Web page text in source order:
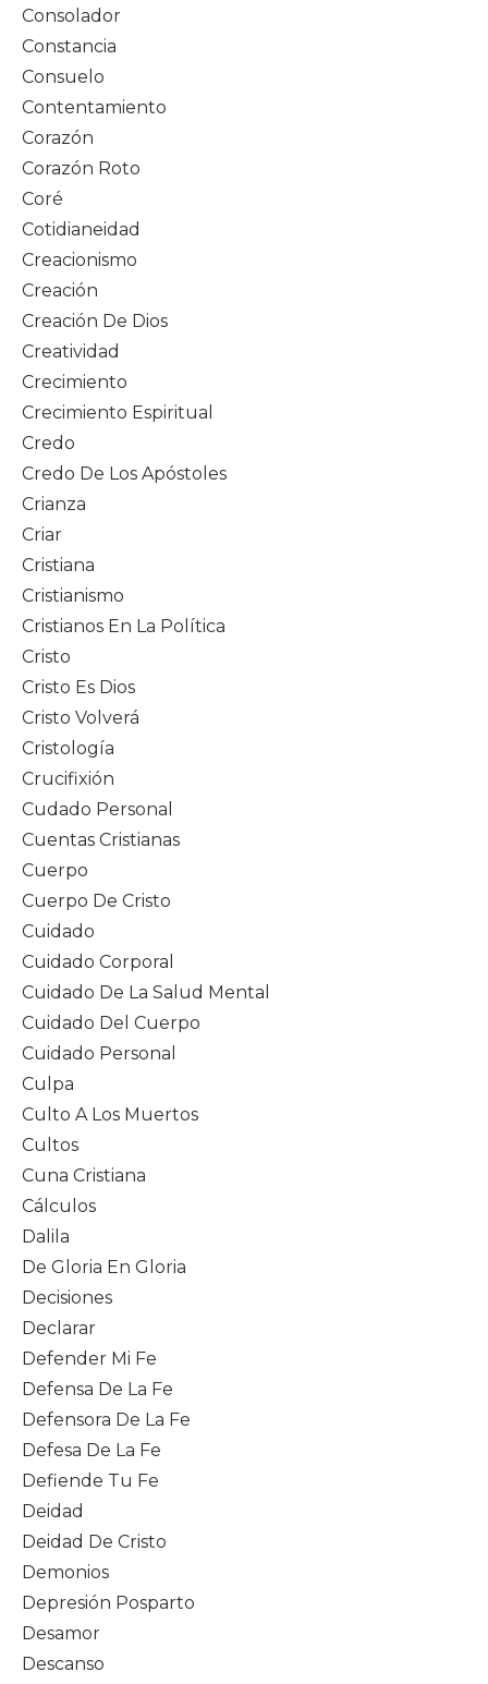
Consolador
Constancia
Consuelo
Contentamiento
Corazón
Corazón Roto
Coré
Cotidianeidad
Creacionismo
Creación
Creación De Dios
Creatividad
Crecimiento
Crecimiento Espiritual
Credo
Credo De Los Apóstoles
Crianza
Criar
Cristiana
Cristianismo
Cristianos En La Política
Cristo
Cristo Es Dios
Cristo Volverá
Cristología
Crucifixión
Cudado Personal
Cuentas Cristianas
Cuerpo
Cuerpo De Cristo
Cuidado
Cuidado Corporal
Cuidado De La Salud Mental
Cuidado Del Cuerpo
Cuidado Personal
Culpa
Culto A Los Muertos
Cultos
Cuna Cristiana
Cálculos
Dalila
De Gloria En Gloria
Decisiones
Declarar
Defender Mi Fe
Defensa De La Fe
Defensora De La Fe
Defesa De La Fe
Defiende Tu Fe
Deidad
Deidad De Cristo
Demonios
Depresión Posparto
Desamor
Descanso